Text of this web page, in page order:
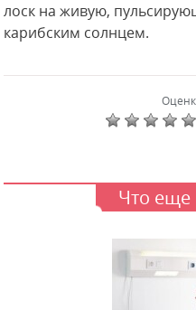
лоск на живую,
карибским солнцем.
Что еще